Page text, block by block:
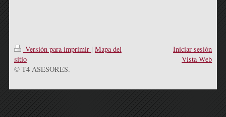
Versión para imprimir | Mapa del
sitio
© T4 ASESORES.
Iniciar sesión
Vista Web